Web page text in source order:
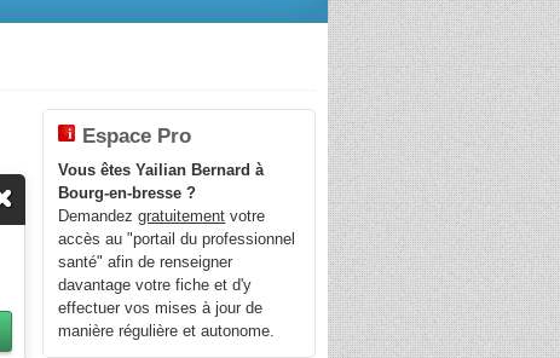
Espace Pro
Vous êtes Yailian Bernard à
Bourg-en-bresse ?
Demandezgratuitement votre
accès au "portail du professionnel
santé" afin de renseigner
davantage votre fiche et d'y
effectuer vos mises à jour de
manière régulière et autonome.